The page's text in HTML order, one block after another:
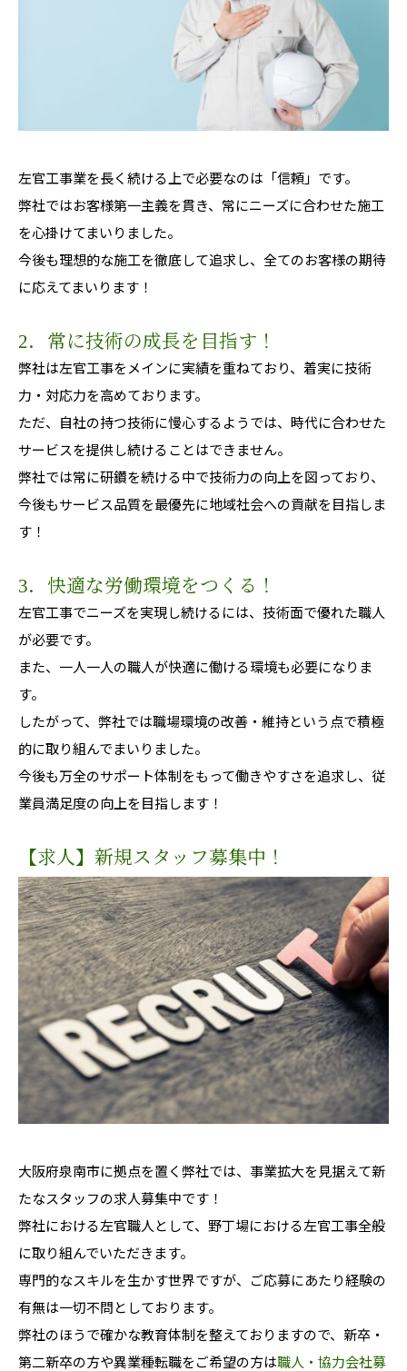
左官工事業を長く続ける上で必要なのは「信頼」です。
弊社ではお客様第一主義を貫き、常にニーズに合わせた施工
を心掛けてまいりました。
今後も理想的な施工を徹底して追求し、全てのお客様の期待
に応えてまいります！
2．常に技術の成長を目指す！
弊社は左官工事をメインに実績を重ねており、着実に技術
力・対応力を高めております。
ただ、自社の持つ技術に慢心するようでは、時代に合わせた
サービスを提供し続けることはできません。
弊社では常に研鑽を続ける中で技術力の向上を図っており、
今後もサービス品質を最優先に地域社会への貢献を目指しま
す！
3．快適な労働環境をつくる！
左官工事でニーズを実現し続けるには、技術面で優れた職人
が必要です。
また、一人一人の職人が快適に働ける環境も必要になりま
す。
したがって、弊社では職場環境の改善・維持という点で積極
的に取り組んでまいりました。
今後も万全のサポート体制をもって働きやすさを追求し、従
業員満足度の向上を目指します！
【求人】新規スタッフ募集中！
大阪府泉南市に拠点を置く弊社では、事業拡大を見据えて新
たなスタッフの求人募集中です！
弊社における左官職人として、野丁場における左官工事全般
に取り組んでいただきます。
専門的なスキルを生かす世界ですが、ご応募にあたり経験の
有無は一切不問としております。
弊社のほうで確かな教育体制を整えておりますので、新卒・
第二新卒の方や異業種転職をご希望の方は職人・協力会社募